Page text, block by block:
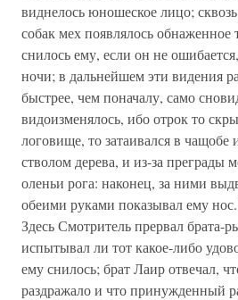
виднелось юношеское лицо;
собак мех появлялось обнаженное
снилось ему, если он не
ночи; в дальнейшем эти видения
быстрее, чем поначалу, само
видоизменялось, ибо отрок то
логовище, то затаивался в чащобе
стволом дерева, и из-за преграды
оленьи рога: наконец, за ними
обеими руками показывал ему
Здесь Смотритель прервал брата-
испытывал ли тот какое-либо
ему снилось; брат Лаир отвечал,
раздражало и что принужденный